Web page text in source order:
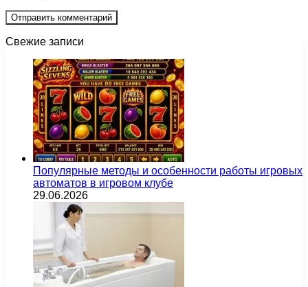
Свежие записи
Популярные методы и особенности работы игровых
автоматов в игровом клубе
29.06.2026